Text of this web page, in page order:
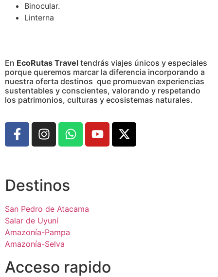
Binocular.
Linterna
En EcoRutas Travel tendrás viajes únicos y especiales
porque queremos marcar la diferencia incorporando a
nuestra oferta destinos que promuevan experiencias
sustentables y conscientes, valorando y respetando
los patrimonios, culturas y ecosistemas naturales.
Destinos
San Pedro de Atacama
Salar de Uyuní
Amazonía-Pampa
Amazonía-Selva
Acceso rapido